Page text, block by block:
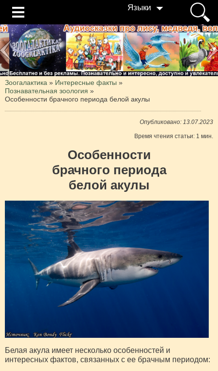
Языки
Зоогалактика » Интересные факты »
Познавательная зоология »
Особенности брачного периода белой акулы
Опубликовано: 13.07.2023
Время чтения статьи: 1 мин.
Особенности
брачного периода
белой акулы
Белая акула имеет несколько особенностей и
интересных фактов, связанных с ее брачным периодом: